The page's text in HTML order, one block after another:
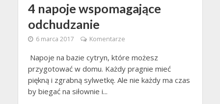
4 napoje wspomagające
odchudzanie
6 marca 2017 Komentarze
Napoje na bazie cytryn, które możesz
przygotować w domu. Każdy pragnie mieć
piękną i zgrabną sylwetkę. Ale nie każdy ma czas
by biegać na siłownie i...